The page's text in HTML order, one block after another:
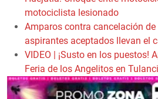
motociclista lesionado
Amparos contra cancelación de
aspirantes aceptados llevan el
VIDEO | ¡Susto en los puestos!
Feria de los Angelitos en